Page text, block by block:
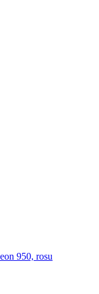
950, rosu